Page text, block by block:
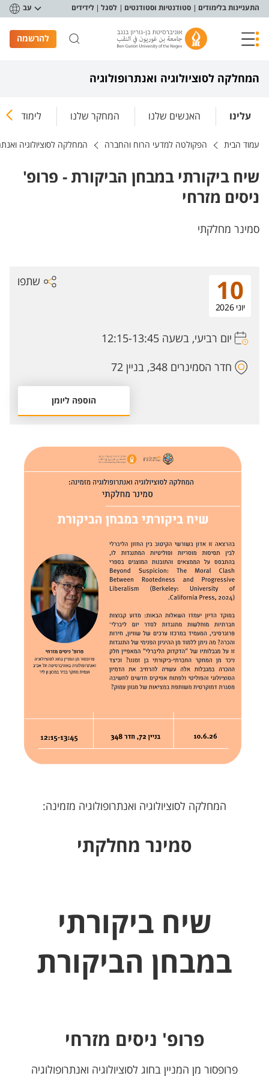
תפריט נגישות
התעניינות בלימודים סטודנטיות וסטודנטים לסגל לידידים עב
להרשמה
המחלקה לסוציולוגיה ואנתרופולוגיה
עלינו האנשים שלנו המחקר שלנו לימודים
עמוד הבית הפקולטה למדעי הרוח והחברה המחלקה לסוציולוגיה
שיח ביקורתי במבחן הביקורת - פרופ'
ניסים מזרחי
סמינר מחלקתי
10
יוני 2026
יום רביעי, בשעה 12:15-13:45
חדר הסמינרים 348, בניין 72
שתפו
הוספה ליומן
המחלקה לסוציולוגיה ואנתרופולוגיה מזמינה:
סמינר מחלקתי
שיח ביקורתי
במבחן הביקורת
פרופ' ניסים מזרחי
פרופסור מן המניין בחוג לסוציולוגיה ואנתרופולוגיה